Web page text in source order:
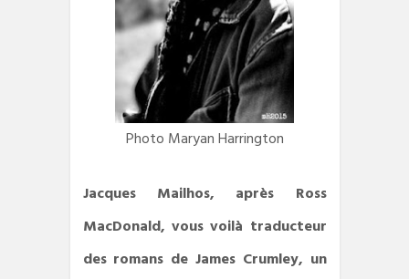
Photo Maryan Harrington
Jacques Mailhos, après Ross
MacDonald, vous voilà traducteur
des romans de James Crumley, un